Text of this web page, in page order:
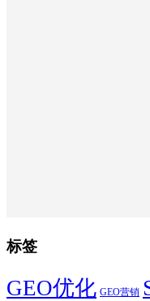
标签
GEO优化 GEO营销